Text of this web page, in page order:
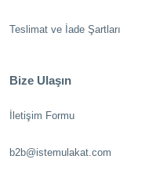
Teslimat ve İade Şartları
Bize Ulaşın
İletişim Formu
b2b@istemulakat.com